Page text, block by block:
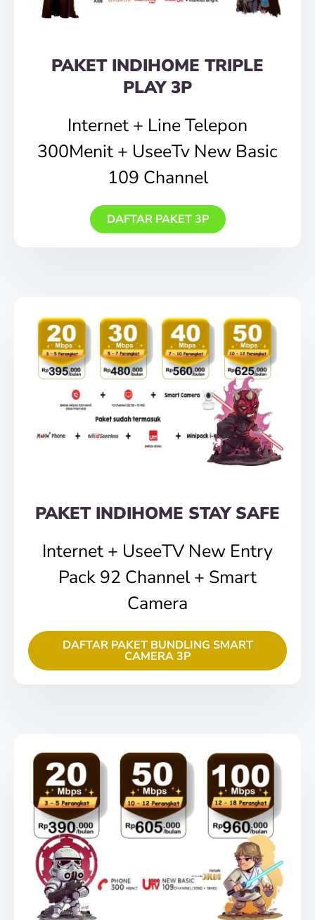
PAKET INDIHOME TRIPLE
PLAY 3P
Internet + Line Telepon
300Menit + UseeTv New Basic
109 Channel
DAFTAR PAKET 3P
PAKET INDIHOME STAY SAFE
Internet + UseeTV New Entry
Pack 92 Channel + Smart
Camera
DAFTAR PAKET BUNDLING SMART
CAMERA 3P